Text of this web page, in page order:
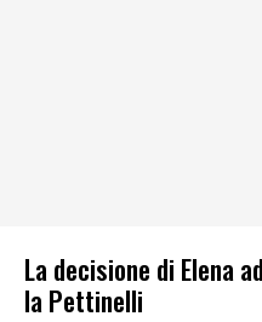
La decisione di Elena
la Pettinelli